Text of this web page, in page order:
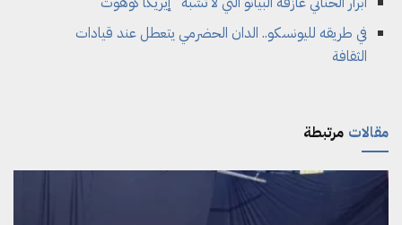
في طريقه لليونسكو.. الدان الحضرمي يتعطل عند قيادات
الثقافة
مرتبطة مقالات